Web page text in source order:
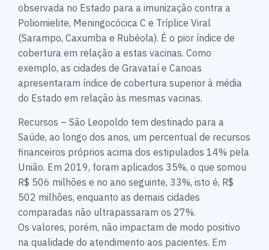
observada no Estado para a imunização contra a
Poliomielite, Meningocócica C e Tríplice Viral
(Sarampo, Caxumba e Rubéola). É o pior índice de
cobertura em relação a estas vacinas. Como
exemplo, as cidades de Gravataí e Canoas
apresentaram índice de cobertura superior à média
do Estado em relação às mesmas vacinas.
Recursos – São Leopoldo tem destinado para a
Saúde, ao longo dos anos, um percentual de recursos
financeiros próprios acima dos estipulados 14% pela
União. Em 2019, foram aplicados 35%, o que somou
R$ 506 milhões e no ano seguinte, 33%, isto é, R$
502 milhões, enquanto as demais cidades
comparadas não ultrapassaram os 27%.
Os valores, porém, não impactam de modo positivo
na qualidade do atendimento aos pacientes. Em